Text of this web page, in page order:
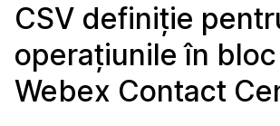
CSV definiție
operațiunile în
Webex Contact